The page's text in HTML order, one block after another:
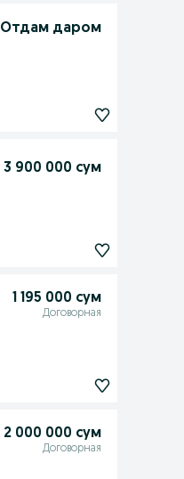
Отдам даром
3 900 000 сум
1 195 000 сум
Договорная
2 000 000 сум
Договорная